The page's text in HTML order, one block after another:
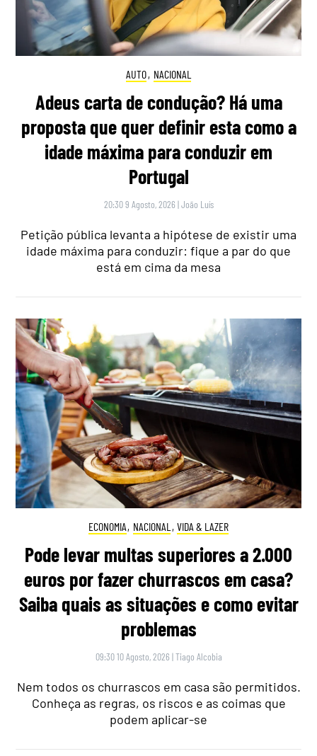
AUTO, NACIONAL
Adeus carta de condução? Há uma
proposta que quer definir esta como a
idade máxima para conduzir em
Portugal
20:30 9 Agosto, 2026 |João Luís
Petição pública levanta a hipótese de existir uma
idade máxima para conduzir: fique a par do que
está em cima da mesa
ECONOMIA, NACIONAL , VIDA & LAZER
Pode levar multas superiores a 2.000
euros por fazer churrascos em casa?
Saiba quais as situações e como evitar
problemas
09:30 10 Agosto, 2026 |Tiago Alcobia
Nem todos os churrascos em casa são permitidos.
Conheça as regras, os riscos e as coimas que
podem aplicar-se